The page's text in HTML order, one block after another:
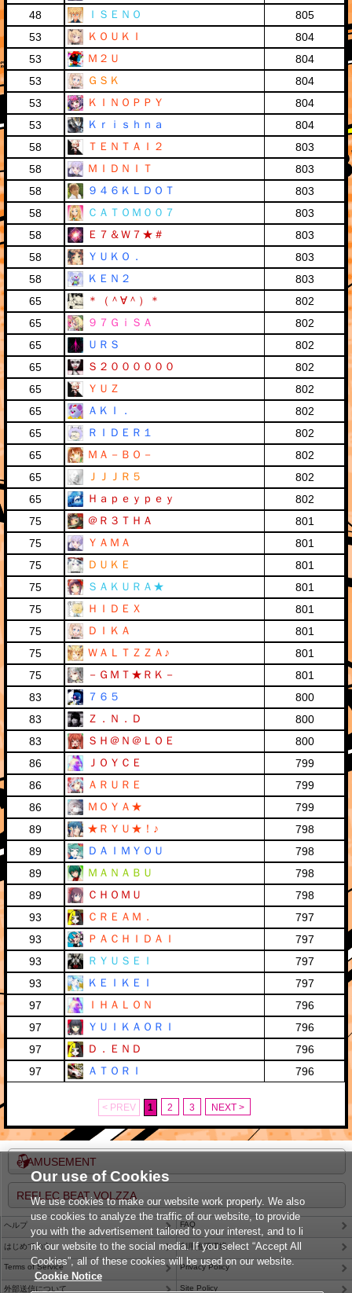
48
ＩＳＥＮＯ
805
53
ＫＯＵＫＩ
804
53
Ｍ２Ｕ
804
53
ＧＳＫ
804
53
ＫＩＮＯＰＰＹ
804
53
Ｋｒｉｓｈｎａ
804
58
ＴＥＮＴＡＩ２
803
58
ＭＩＤＮＩＴ
803
58
９４６ＫＬＤＯＴ
803
58
ＣＡＴＯＭ００７
803
58
Ｅ７＆Ｗ７★＃
803
58
ＹＵＫＯ．
803
58
ＫＥＮ２
803
65
＊（＾∀＾）＊
802
65
９７ＧｉＳＡ
802
65
ＵＲＳ
802
65
Ｓ２００００００
802
65
ＹＵＺ
802
65
ＡＫＩ．
802
65
ＲＩＤＥＲ１
802
65
ＭＡ－ＢＯ－
802
65
ＪＪＪＲ５
802
65
Ｈａｐｅｙｐｅｙ
802
75
＠Ｒ３ＴＨＡ
801
75
ＹＡＭＡ
801
75
ＤＵＫＥ
801
75
ＳＡＫＵＲＡ★
801
75
ＨＩＤＥＸ
801
75
ＤＩＫＡ
801
75
ＷＡＬＴＺＺＡ♪
801
75
－ＧＭＴ★ＲＫ－
801
83
７６５
800
83
Ｚ．Ｎ．Ｄ
800
83
ＳＨ＠Ｎ＠ＬＯＥ
800
86
ＪＯＹＣＥ
799
86
ＡＲＵＲＥ
799
86
ＭＯＹＡ★
799
89
★ＲＹＵ★！♪
798
89
ＤＡＩＭＹＯＵ
798
89
ＭＡＮＡＢＵ
798
89
ＣＨＯＭＵ
798
93
ＣＲＥＡＭ．
797
93
ＰＡＣＨＩＤＡＩ
797
93
ＲＹＵＳＥＩ
797
93
ＫＥＩＫＥＩ
797
97
ＩＨＡＬＯＮ
796
97
ＹＵＩＫＡＯＲＩ
796
97
Ｄ．ＥＮＤ
796
97
ＡＴＯＲＩ 796
< PREV 1 2 3 NEXT >
e-AMUSEMENT
REFLEC BEAT VOLZZA
ヘルプ FAQ
はじめての方 利用推奨環境
Terms of Service Privacy Policy
外部送信について Site Policy
Our use of Cookies
We use cookies to make our website work properly. We also
use cookies to analyze the traffic of our website, to provide
you with the advertisement tailored to your interest, and to li
nk our website to the social media. If you select “Accept All
Cookies”, all of these cookies will be used on our website.
Cookie Notice